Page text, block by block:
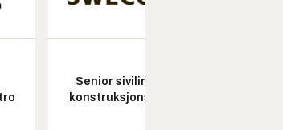
Senior sivilingeniør
konstruksjonsteknikk